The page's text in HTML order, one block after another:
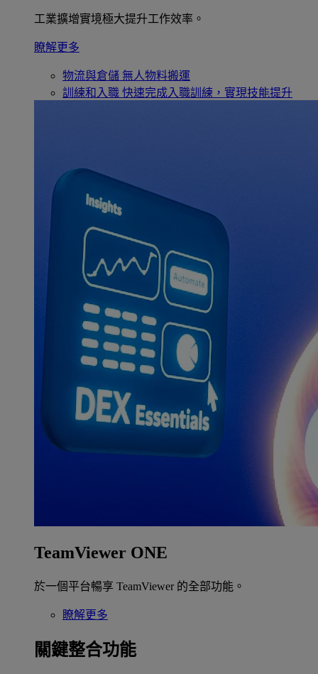
工業擴增實境極大提升工作效率。
瞭解更多
物流與倉儲 無人物料搬運
訓練和入職 快速完成入職訓練，實現技能提升
TeamViewer ONE
於一個平台暢享 TeamViewer 的全部功能。
瞭解更多
關鍵整合功能